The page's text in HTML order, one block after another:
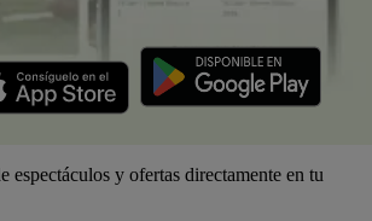
espectáculos y ofertas directamente en tu